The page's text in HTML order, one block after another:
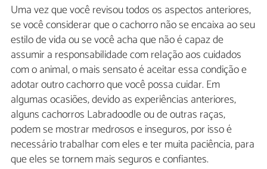
Uma vez que você revisou todos os aspectos anteriores,
se você considerar que o cachorro não se encaixa ao seu
estilo de vida ou se você acha que não é capaz de
assumir a responsabilidade com relação aos cuidados
com o animal, o mais sensato é aceitar essa condição e
adotar outro cachorro que você possa cuidar. Em
algumas ocasiões, devido as experiências anteriores,
alguns cachorros Labradoodle ou de outras raças,
podem se mostrar medrosos e inseguros, por isso é
necessário trabalhar com eles e ter muita paciência, para
que eles se tornem mais seguros e confiantes.